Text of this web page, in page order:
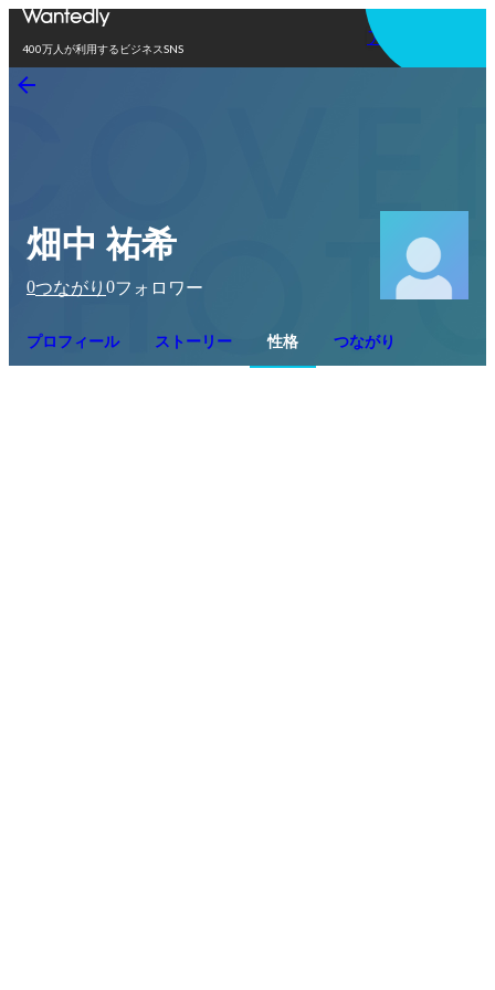
400万人が利用するビジネスSNS
アプリを使う
畑中 祐希
0つながり 0フォロワー
プロフィール ストーリー 性格 つながり